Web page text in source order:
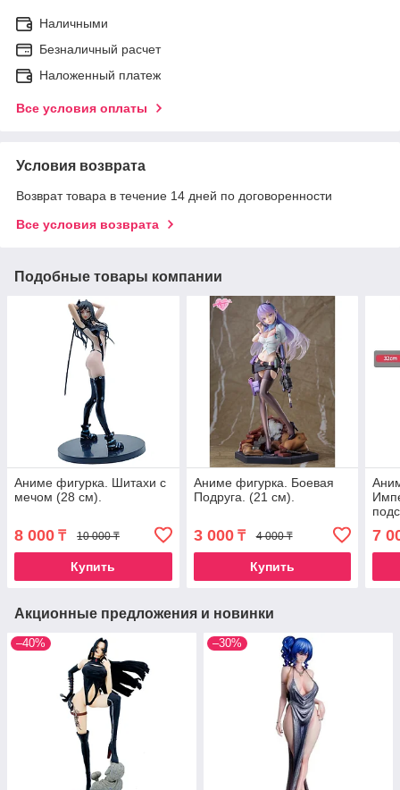
Наличными
Безналичный расчет
Наложенный платеж
Все условия оплаты
Условия возврата
Возврат товара в течение 14 дней по договоренности
Все условия возврата
Подобные товары компании
Аниме фигурка. Шитахи с
мечом (28 см).
8 000 ₸ 10 000 ₸
Купить
Аниме фигурка. Боевая
Подруга. (21 см).
3 000₸ 4 000 ₸
Купить
7
Акционные предложения и новинки
–40% –30%